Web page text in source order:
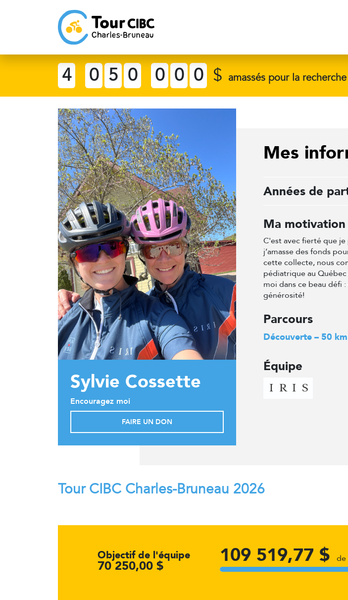
4 0 5 0 0 0 0 $ amassés pour la
Sylvie Cossette
Encouragez moi
FAIRE UN DON
Mes
Années de
Ma motivation
C'est avec fierté que
j’amasse des fonds
cette collecte, nous
pédiatrique au Québec
moi dans ce beau défi
générosité!
Parcours
Découverte – 50 km
Équipe
Tour CIBC Charles-Bruneau 2026
Objectif de l'équipe
70 250,00 $ 109 519,77 $ de